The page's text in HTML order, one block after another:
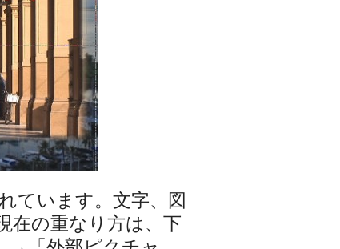
ています。文字、図
在の重なり方は、下